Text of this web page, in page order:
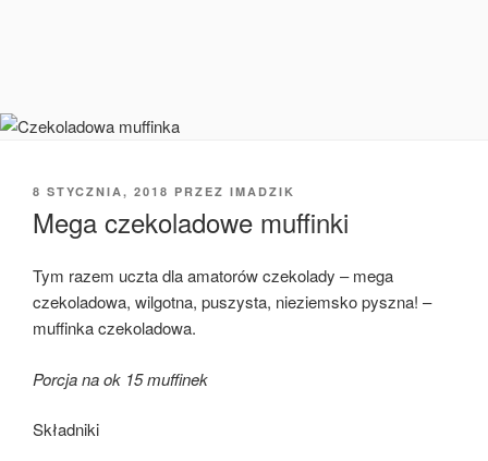
OPUBLIKOWANE
8 STYCZNIA, 2018 PRZEZ IMADZIK
Mega czekoladowe muffinki
Tym razem uczta dla amatorów czekolady – mega
czekoladowa, wilgotna, puszysta, nieziemsko pyszna! –
muffinka czekoladowa.
Porcja na ok 15 muffinek
Składniki